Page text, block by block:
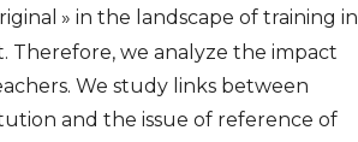
» in the landscape of training in
Therefore, we analyze the impact
We study links between
and the issue of reference of